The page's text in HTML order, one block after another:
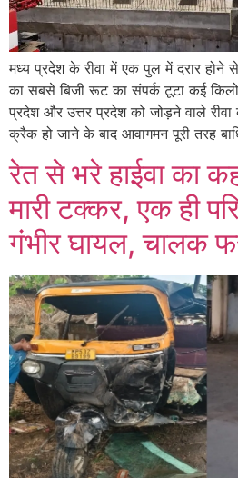
मध्य प्रदेश के रीवा में एक पुल में दरार होने
का सबसे बिजी रूट का संपर्क टूटा कई
प्रदेश और उत्तर प्रदेश को जोड़ने वाले
क्रैक हो जाने के बाद आवागमन पूरी तरह
रेत से भरे हाईवा का
मारी टक्कर, एक ही
गंभीर घायल, चालक